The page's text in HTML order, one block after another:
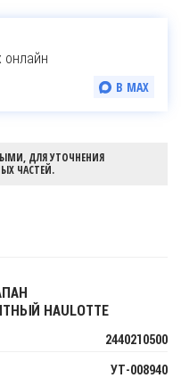
онлайн
В MAX
ДЛЯ УТОЧНЕНИЯ
ЧАСТЕЙ.
HAULOTTE
2440210500
УТ-008940